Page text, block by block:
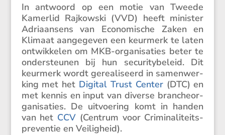
In antwoord op een motie van Tweede
Kamerlid Rajkowski (VVD) heeft minister
Adriaan­sens van Econo­mi­sche Zaken en
Klimaat aange­geven een keurmerk te laten
ontwik­kelen om MKB-organi­sa­ties beter te
onder­steunen bij hun securi­ty­be­leid. Dit
keurmerk wordt gerea­li­seerd in samen­wer­
king met het Digital Trust Center(DTC) en
met kennis en input van diverse branche­or­
ga­ni­sa­ties. De uitvoe­ring komt in handen
van het CCV (Centrum voor Crimi­na­li­teits­
pre­ventie en Veiligheid).